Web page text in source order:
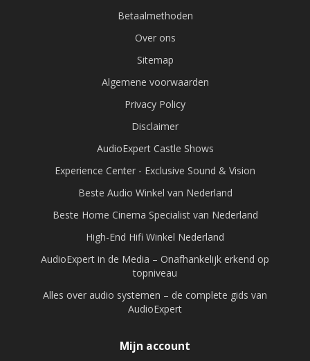
Betaalmethoden
Over ons
Sitemap
Algemene voorwaarden
Privacy Policy
Disclaimer
AudioExpert Castle Shows
Experience Center - Exclusive Sound & Vision
Beste Audio Winkel van Nederland
Beste Home Cinema Specialist van Nederland
High-End Hifi Winkel Nederland
AudioExpert in de Media – Onafhankelijk erkend op
topniveau
Alles over audio systemen – de complete gids van
AudioExpert
Mijn account